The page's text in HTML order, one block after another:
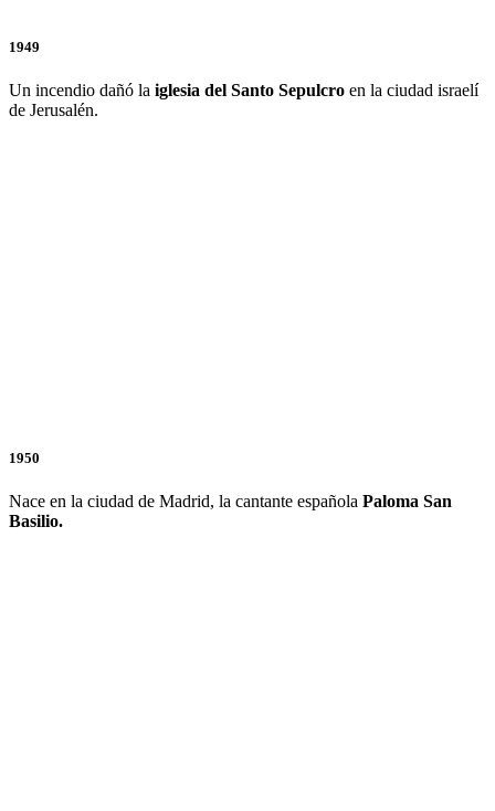
1949
Un incendio dañó la iglesia del Santo Sepulcro en la ciudad israelí
de Jerusalén.
1950
Nace en la ciudad de Madrid, la cantante española Paloma San
Basilio.